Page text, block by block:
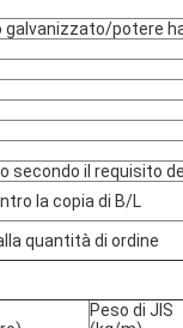
potere
secondo il requisito
la copia di B/L
quantità di ordine
Peso di JIS